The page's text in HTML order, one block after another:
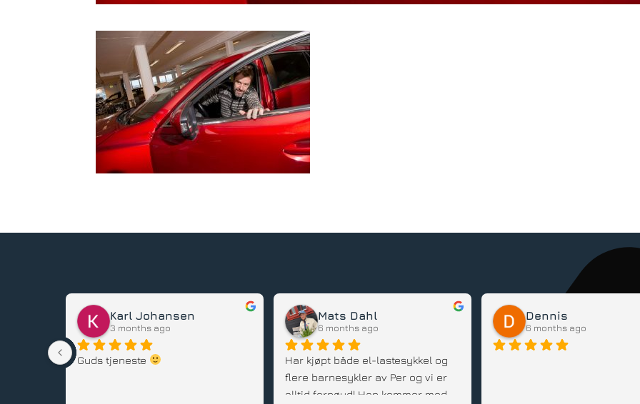
Karl Johansen
3 months ago
Guds tjeneste
Mats Dahl
6 months ago
Har kjøpt både el-lastesykkel og
flere barnesykler av Per og vi er
alltid fornøyd! Han kommer med
Dennis
6 months ago